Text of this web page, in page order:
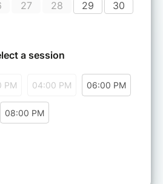
énigmes logiques et
qu’Amélie voulait
monde.
chaque indice